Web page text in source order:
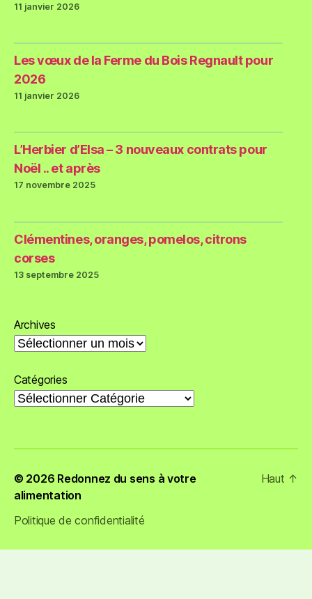
11 janvier 2026
Les vœux de la Ferme du Bois Regnault pour
2026
11 janvier 2026
L’Herbier d’Elsa – 3 nouveaux contrats pour
Noël .. et après
17 novembre 2025
Clémentines, oranges, pomelos, citrons
corses
13 septembre 2025
Archives
Catégories
© 2026 Redonnez du sens à votre
alimentation
Politique de confidentialité
Haut ↑